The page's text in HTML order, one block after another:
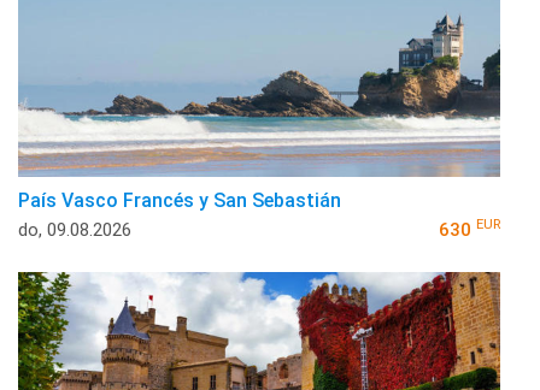
País Vasco Francés y San Sebastián
do, 09.08.2026 630 EUR